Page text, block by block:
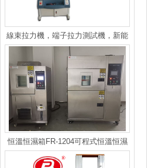
線束拉力機，端子拉力測試機，新能
源車電線壓頭拉力試驗機
恒溫恒濕箱FR-1204可程式恒溫恒濕
箱